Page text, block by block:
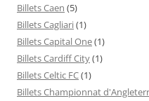
Billets Caen (5)
Billets Cagliari(1)
Billets Capital One(1)
Billets Cardiff City(1)
Billets Celtic FC(1)
Billets Championnat